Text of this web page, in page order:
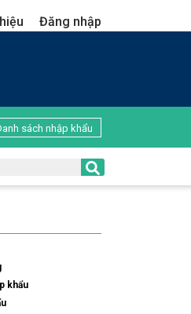
Đăng nhập
sách nhập khẩu
khẩu